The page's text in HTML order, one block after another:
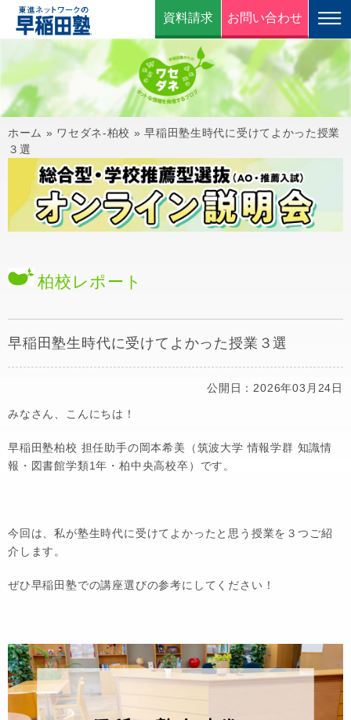
資料請求 お問い合わせ
ホーム » ワセダネ-柏校 »早稲田塾生時代に受けてよかった授業
３選
柏校 レポート
早稲田塾生時代に受けてよかった授業３選
公開日：2026年03月24日
みなさん、こんにちは！
早稲田塾柏校 担任助手の岡本希美（筑波大学 情報学群 知識情
報・図書館学類1年・柏中央高校卒）です。
今回は、私が塾生時代に受けてよかったと思う授業を３つご紹
介します。
ぜひ早稲田塾での講座選びの参考にしてください！